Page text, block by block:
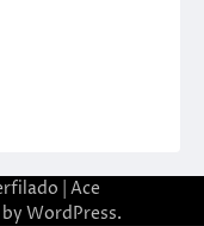
| Ace
WordPress.